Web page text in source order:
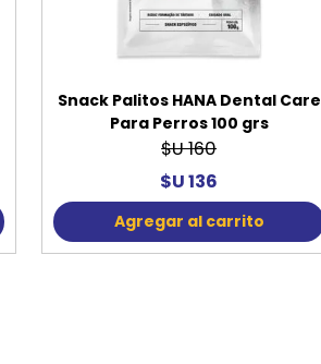
Snack Palitos HANA Dental Care
Para Perros 100 grs
$U 160
$U 136
Agregar al carrito